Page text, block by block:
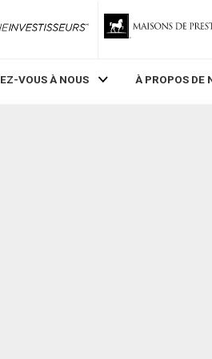
ZoneInvestisseurs RLP
VOUS À NOUS À PROPOS DE